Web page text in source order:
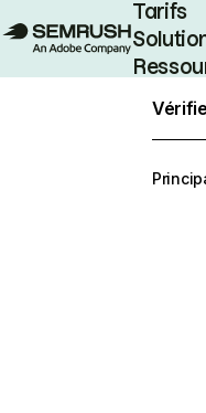
Tarifs